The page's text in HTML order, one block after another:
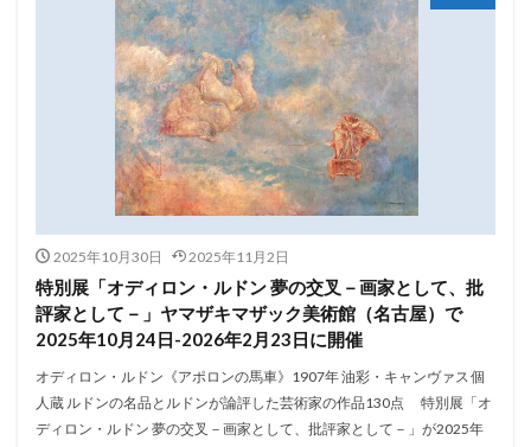
2025年10月30日 2025年11月2日
特別展「オディロン・ルドン 夢の交叉－画家として、批
評家として－」ヤマザキマザック美術館（名古屋）で
2025年10月24日-2026年2月23日に開催
オディロン・ルドン《アポロンの馬車》1907年 油彩・キャンヴァス 個
人蔵 ルドンの名品とルドンが論評した芸術家の作品130点 特別展「オ
ディロン・ルドン 夢の交叉－画家として、批評家として－」が2025年